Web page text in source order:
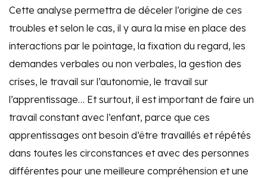
Cette analyse permettra de déceler l’origine de ces
troubles et selon le cas, il y aura la mise en place des
interactions par le pointage, la fixation du regard, les
demandes verbales ou non verbales, la gestion des
crises, le travail sur l’autonomie, le travail sur
l’apprentissage… Et surtout, il est important de faire un
travail constant avec l’enfant, parce que ces
apprentissages ont besoin d’être travaillés et répétés
dans toutes les circonstances et avec des personnes
différentes pour une meilleure compréhension et une